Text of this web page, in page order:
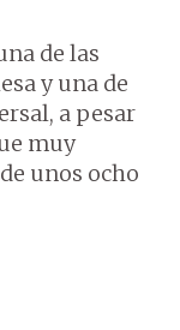
de las
y una de
a pesar
muy
unos ocho